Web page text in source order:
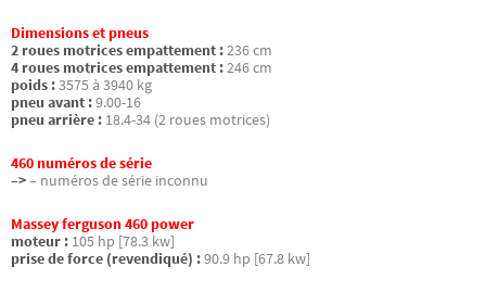
Dimensions et pneus
2 roues motrices empattement :236 cm
4 roues motrices empattement :246 cm
poids :3575 à 3940 kg
pneu avant :9.00-16
pneu arrière : 18.4-34 (2 roues motrices)
460 numéros de série
–>– numéros de série inconnu
Massey ferguson 460 power
moteur : 105 hp [78.3 kw]
prise de force (revendiqué) :90.9 hp [67.8 kw]